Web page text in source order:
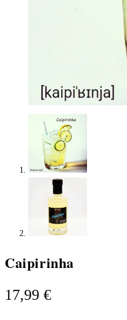
Caipirinha
17,99 €